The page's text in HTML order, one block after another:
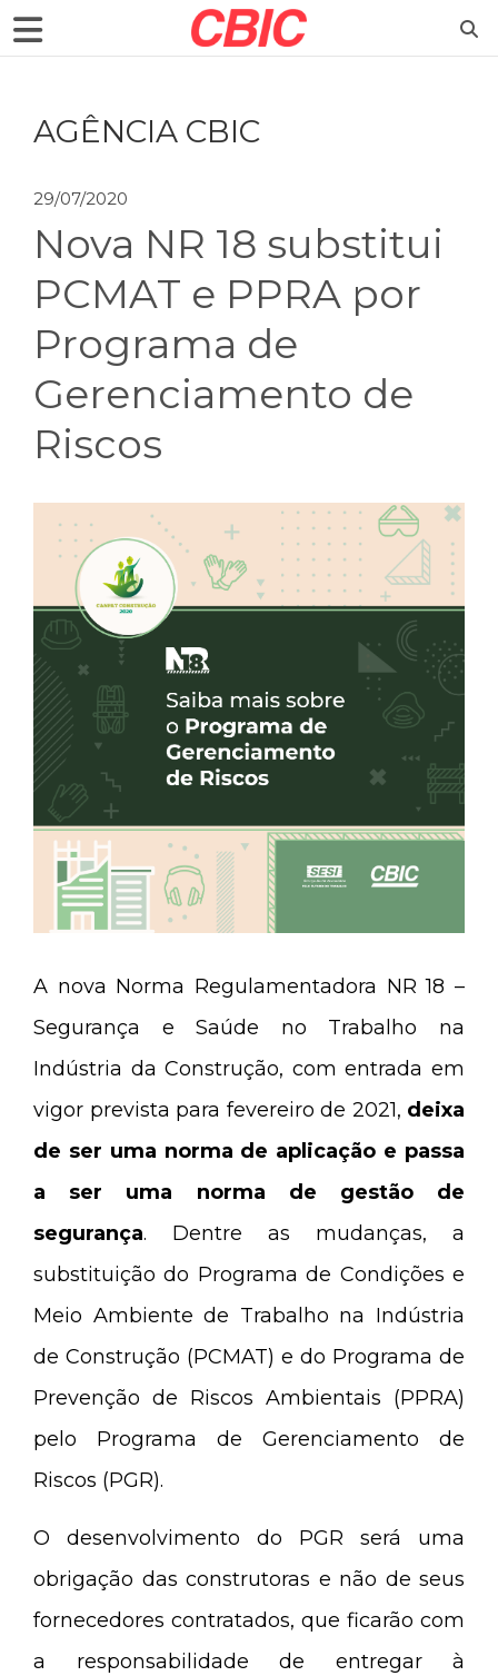
AGÊNCIA CBIC
29/07/2020
Nova NR 18 substitui
PCMAT e PPRA por
Programa de
Gerenciamento de
Riscos
A nova Norma Regulamentadora NR 18 –
Segurança e Saúde no Trabalho na
Indústria da Construção, com entrada em
vigor prevista para fevereiro de 2021, deixa
de ser uma norma de aplicação e passa
a ser uma norma de gestão de
segurança. Dentre as mudanças, a
substituição do Programa de Condições e
Meio Ambiente de Trabalho na Indústria
de Construção (PCMAT) e do Programa de
Prevenção de Riscos Ambientais (PPRA)
pelo Programa de Gerenciamento de
Riscos (PGR).
O desenvolvimento do PGR será uma
obrigação das construtoras e não de seus
fornecedores contratados, que ficarão com
a responsabilidade de entregar à